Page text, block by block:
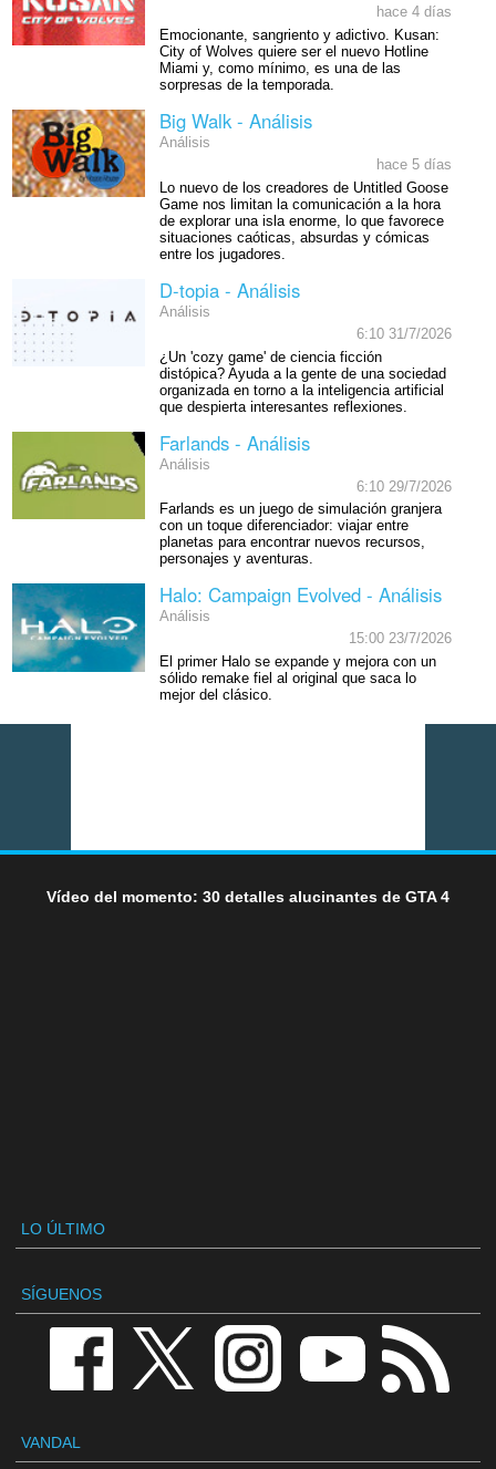
hace 4 días
Emocionante, sangriento y adictivo. Kusan:
City of Wolves quiere ser el nuevo Hotline
Miami y, como mínimo, es una de las
sorpresas de la temporada.
Big Walk - Análisis
Análisis
hace 5 días
Lo nuevo de los creadores de Untitled Goose
Game nos limitan la comunicación a la hora
de explorar una isla enorme, lo que favorece
situaciones caóticas, absurdas y cómicas
entre los jugadores.
D-topia - Análisis
Análisis
6:10 31/7/2026
¿Un 'cozy game' de ciencia ficción
distópica? Ayuda a la gente de una sociedad
organizada en torno a la inteligencia artificial
que despierta interesantes reflexiones.
Farlands - Análisis
Análisis
6:10 29/7/2026
Farlands es un juego de simulación granjera
con un toque diferenciador: viajar entre
planetas para encontrar nuevos recursos,
personajes y aventuras.
Halo: Campaign Evolved - Análisis
Análisis
15:00 23/7/2026
El primer Halo se expande y mejora con un
sólido remake fiel al original que saca lo
mejor del clásico.
Vídeo del momento: 30 detalles alucinantes de GTA 4
LO ÚLTIMO
SÍGUENOS
VANDAL